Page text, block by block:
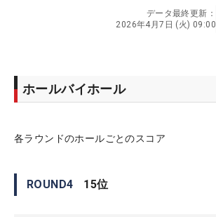
データ最終更新：
2026年4月7日 (火) 09:00
ホールバイホール
各ラウンドのホールごとのスコア
ROUND4 15位